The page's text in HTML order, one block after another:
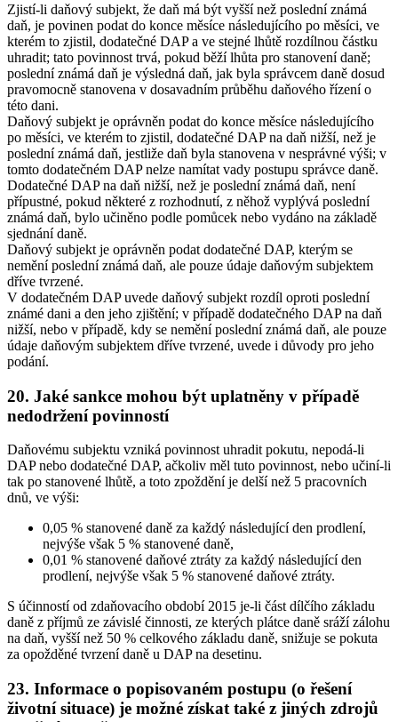
Zjistí-li daňový subjekt, že daň má být vyšší než poslední známá
daň, je povinen podat do konce měsíce následujícího po měsíci, ve
kterém to zjistil, dodatečné DAP a ve stejné lhůtě rozdílnou částku
uhradit; tato povinnost trvá, pokud běží lhůta pro stanovení daně;
poslední známá daň je výsledná daň, jak byla správcem daně dosud
pravomocně stanovena v dosavadním průběhu daňového řízení o
této dani.
Daňový subjekt je oprávněn podat do konce měsíce následujícího
po měsíci, ve kterém to zjistil, dodatečné DAP na daň nižší, než je
poslední známá daň, jestliže daň byla stanovena v nesprávné výši; v
tomto dodatečném DAP nelze namítat vady postupu správce daně.
Dodatečné DAP na daň nižší, než je poslední známá daň, není
přípustné, pokud některé z rozhodnutí, z něhož vyplývá poslední
známá daň, bylo učiněno podle pomůcek nebo vydáno na základě
sjednání daně.
Daňový subjekt je oprávněn podat dodatečné DAP, kterým se
nemění poslední známá daň, ale pouze údaje daňovým subjektem
dříve tvrzené.
V dodatečném DAP uvede daňový subjekt rozdíl oproti poslední
známé dani a den jeho zjištění; v případě dodatečného DAP na daň
nižší, nebo v případě, kdy se nemění poslední známá daň, ale pouze
údaje daňovým subjektem dříve tvrzené, uvede i důvody pro jeho
podání.
20. Jaké sankce mohou být uplatněny v případě
nedodržení povinností
Daňovému subjektu vzniká povinnost uhradit pokutu, nepodá-li
DAP nebo dodatečné DAP, ačkoliv měl tuto povinnost, nebo učiní-li
tak po stanovené lhůtě, a toto zpoždění je delší než 5 pracovních
dnů, ve výši:
0,05 % stanovené daně za každý následující den prodlení,
nejvýše však 5 % stanovené daně,
0,01 % stanovené daňové ztráty za každý následující den
prodlení, nejvýše však 5 % stanovené daňové ztráty.
S účinností od zdaňovacího období 2015 je-li část dílčího základu
daně z příjmů ze závislé činnosti, ze kterých plátce daně sráží zálohu
na daň, vyšší než 50 % celkového základu daně, snižuje se pokuta
za opožděné tvrzení daně u DAP na desetinu.
23. Informace o popisovaném postupu (o řešení
životní situace) je možné získat také z jiných zdrojů